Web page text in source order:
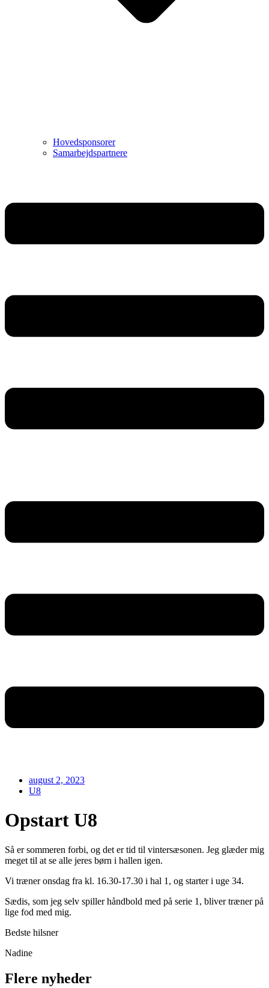
Hovedsponsorer
Samarbejdspartnere
august 2, 2023
U8
Opstart U8
Så er sommeren forbi, og det er tid til vintersæsonen. Jeg glæder mig
meget til at se alle jeres børn i hallen igen.
Vi træner onsdag fra kl. 16.30-17.30 i hal 1, og starter i uge 34.
Sædis, som jeg selv spiller håndbold med på serie 1, bliver træner på
lige fod med mig.
Bedste hilsner
Nadine
Flere nyheder